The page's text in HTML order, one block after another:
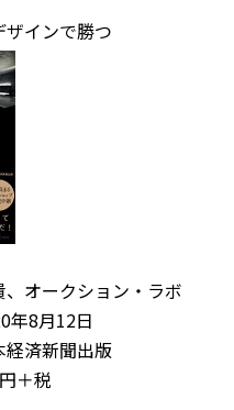
インで勝つ
、オークション・ラボ
年8月12日
経済新聞出版
＋税